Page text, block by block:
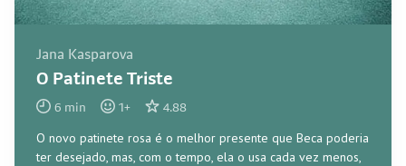
Jana Kasparova
O Patinete Triste
6 min 1+ 4.88
O novo patinete rosa é o melhor presente que Beca poderia
ter desejado, mas, com o tempo, ela o usa cada vez menos,